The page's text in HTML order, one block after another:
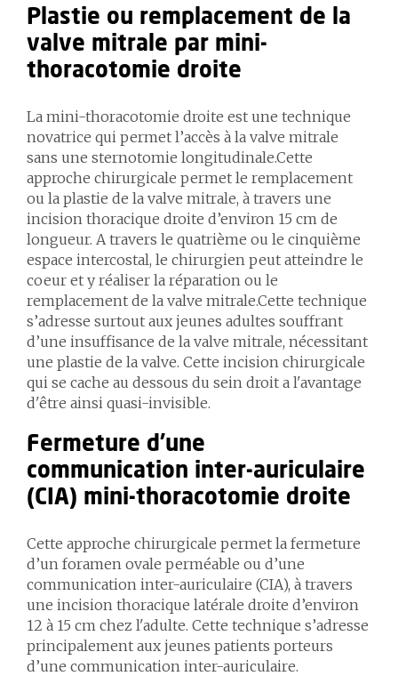
Plastie ou remplacement de la
valve mitrale par mini-
thoracotomie droite
La mini-thoracotomie droite est une technique
novatrice qui permet l’accès à la valve mitrale
sans une sternotomie longitudinale.Cette
approche chirurgicale permet le remplacement
ou la plastie de la valve mitrale, à travers une
incision thoracique droite d’environ 15 cm de
longueur. A travers le quatrième ou le cinquième
espace intercostal, le chirurgien peut atteindre le
coeur et y réaliser la réparation ou le
remplacement de la valve mitrale.Cette technique
s’adresse surtout aux jeunes adultes souffrant
d’une insuffisance de la valve mitrale, nécessitant
une plastie de la valve. Cette incision chirurgicale
qui se cache au dessous du sein droit a l'avantage
d'être ainsi quasi-invisible.
Fermeture d’une
communication inter-auriculaire
(CIA) mini-thoracotomie droite
Cette approche chirurgicale permet la fermeture
d’un foramen ovale perméable ou d’une
communication inter-auriculaire (CIA), à travers
une incision thoracique latérale droite d’environ
12 à 15 cm chez l'adulte. Cette technique s’adresse
principalement aux jeunes patients porteurs
d’une communication inter-auriculaire.